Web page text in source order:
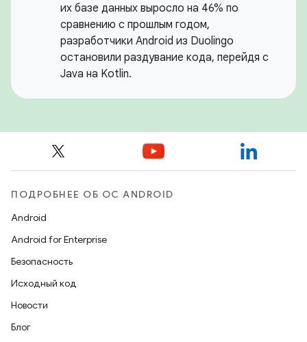
их базе данных выросло на 46% по
сравнению с прошлым годом,
разработчики Android из Duolingo
остановили раздувание кода, перейдя с
Java на Kotlin.
ПОДРОБНЕЕ ОБ ОС ANDROID
Android
Android for Enterprise
Безопасность
Исходный код
Новости
Блог